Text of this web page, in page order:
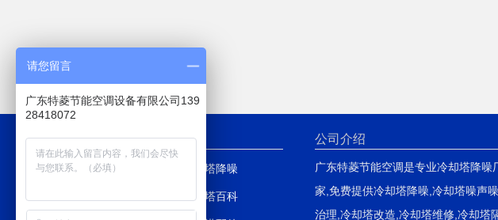
网站导航
网站首页 冷却塔降噪
冷却塔百科
公司介绍
广东特菱节能空调是专业冷却塔降噪
家,免费提供冷却塔降噪,冷却塔噪声
治理,冷却塔改造,冷却塔维修,冷却塔
请您留言
广东特菱节能空调设备有限公司139
28418072